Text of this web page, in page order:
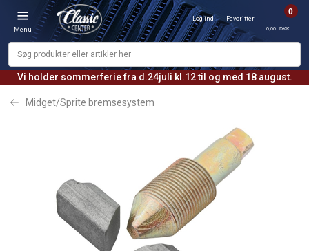
Vi holder sommerferie fra d.24juli kl.12 til og med 18 august.
Menu
Log ind Favoritter
0
0,00 DKK
Midget/Sprite bremsesystem